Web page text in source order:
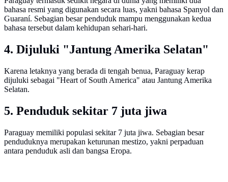
bahasa resmi yang digunakan secara luas, yakni bahasa Spanyol dan
Guaraní. Sebagian besar penduduk mampu menggunakan kedua
bahasa tersebut dalam kehidupan sehari-hari.
4. Dijuluki "Jantung Amerika Selatan"
Karena letaknya yang berada di tengah benua, Paraguay kerap
dijuluki sebagai "Heart of South America" atau Jantung Amerika
Selatan.
5. Penduduk sekitar 7 juta jiwa
Paraguay memiliki populasi sekitar 7 juta jiwa. Sebagian besar
penduduknya merupakan keturunan mestizo, yakni perpaduan
antara penduduk asli dan bangsa Eropa.